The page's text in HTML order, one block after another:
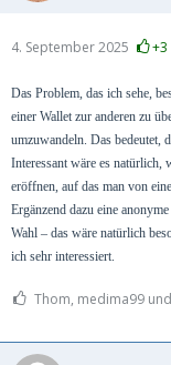
4. September 2025 +3
Das Problem, das ich sehe,
einer Wallet zur anderen zu
umzuwandeln. Das bedeutet,
Interessant wäre es natürlich,
eröffnen, auf das man von
Ergänzend dazu eine
Wahl – das wäre natürlich
ich sehr interessiert.
Thom, medima99